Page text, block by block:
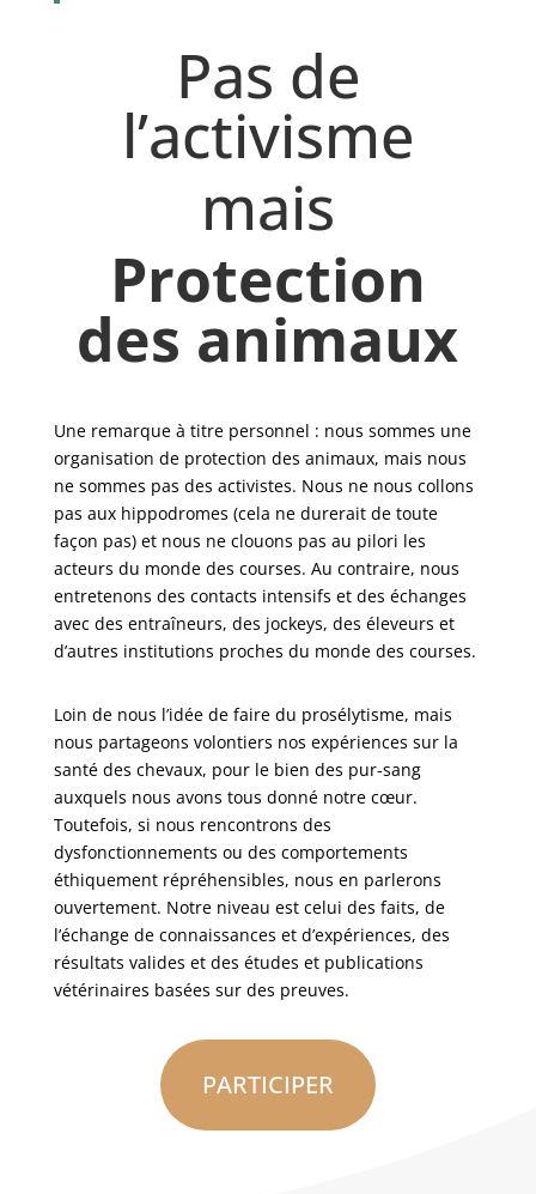
Pas de
l’activisme
mais
Protection
des animaux
Une remarque à titre personnel : nous sommes une
organisation de protection des animaux, mais nous
ne sommes pas des activistes. Nous ne nous collons
pas aux hippodromes (cela ne durerait de toute
façon pas) et nous ne clouons pas au pilori les
acteurs du monde des courses. Au contraire, nous
entretenons des contacts intensifs et des échanges
avec des entraîneurs, des jockeys, des éleveurs et
d’autres institutions proches du monde des courses.
Loin de nous l’idée de faire du prosélytisme, mais
nous partageons volontiers nos expériences sur la
santé des chevaux, pour le bien des pur-sang
auxquels nous avons tous donné notre cœur.
Toutefois, si nous rencontrons des
dysfonctionnements ou des comportements
éthiquement répréhensibles, nous en parlerons
ouvertement. Notre niveau est celui des faits, de
l’échange de connaissances et d’expériences, des
résultats valides et des études et publications
vétérinaires basées sur des preuves.
PARTICIPER